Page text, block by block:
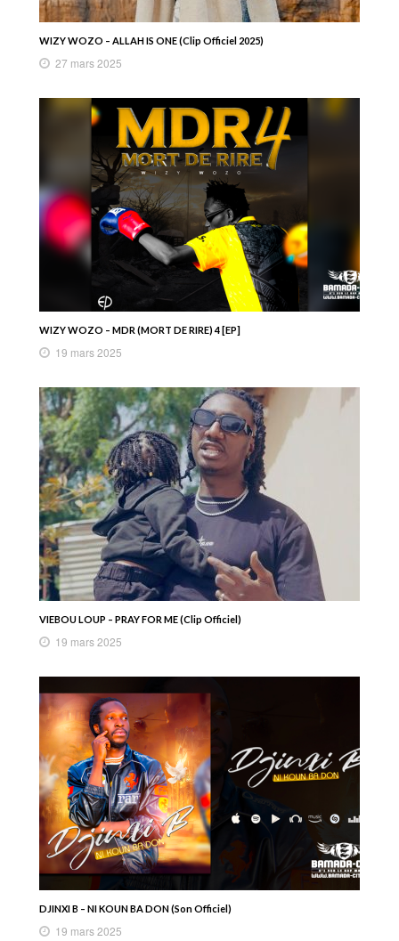
WIZY WOZO – ALLAH IS ONE (Clip Officiel 2025)
27 mars 2025
WIZY WOZO – MDR (MORT DE RIRE) 4 [EP]
19 mars 2025
VIEBOU LOUP – PRAY FOR ME (Clip Officiel)
19 mars 2025
DJINXI B – NI KOUN BA DON (Son Officiel)
19 mars 2025